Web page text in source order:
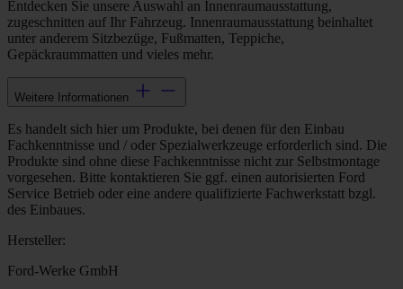
Entdecken Sie unsere Auswahl an Innenraumausstattung,
zugeschnitten auf Ihr Fahrzeug. Innenraumausstattung beinhaltet
unter anderem Sitzbezüge, Fußmatten, Teppiche,
Gepäckraummatten und vieles mehr.
Weitere Informationen
Es handelt sich hier um Produkte, bei denen für den Einbau
Fachkenntnisse und / oder Spezialwerkzeuge erforderlich sind. Die
Produkte sind ohne diese Fachkenntnisse nicht zur Selbstmontage
vorgesehen. Bitte kontaktieren Sie ggf. einen autorisierten Ford
Service Betrieb oder eine andere qualifizierte Fachwerkstatt bzgl.
des Einbaues.
Hersteller:
Ford-Werke GmbH